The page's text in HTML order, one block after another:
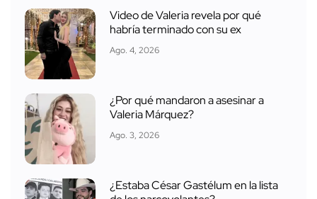
Video de Valeria revela por qué
habría terminado con su ex
Ago. 4, 2026
¿Por qué mandaron a asesinar a
Valeria Márquez?
Ago. 3, 2026
¿Estaba César Gastélum en la lista